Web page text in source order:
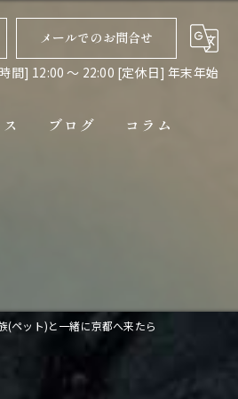
メールでのお問合せ
間] 12:00 〜 22:00 [定休日] 年末年始
ブログ コラム
(ペット)と一緒に京都へ来たら